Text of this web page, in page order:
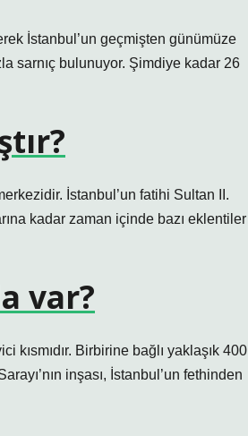
İstanbul’un geçmişten günümüze
sarnıç bulunuyor. Şimdiye kadar 26
İstanbul’un fatihi Sultan II.
kadar zaman içinde bazı eklentiler
var?
kısmıdır. Birbirine bağlı yaklaşık 400
inşası, İstanbul’un fethinden